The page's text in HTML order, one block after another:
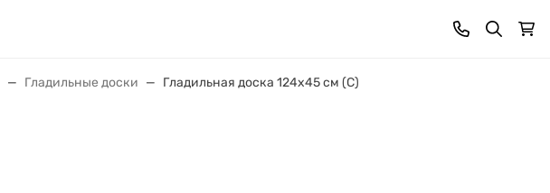
Гладильные доски Гладильная доска 124х45 см (C)